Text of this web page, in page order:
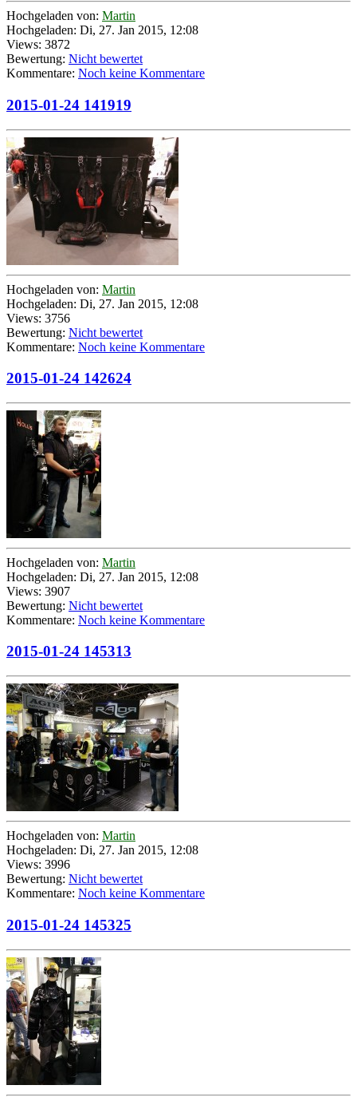
Hochgeladen von: Martin
Hochgeladen: Di, 27. Jan 2015, 12:08
Views: 3872
Bewertung: Nicht bewertet
Kommentare: Noch keine Kommentare
2015-01-24 141919
Hochgeladen von: Martin
Hochgeladen: Di, 27. Jan 2015, 12:08
Views: 3756
Bewertung: Nicht bewertet
Kommentare: Noch keine Kommentare
2015-01-24 142624
Hochgeladen von: Martin
Hochgeladen: Di, 27. Jan 2015, 12:08
Views: 3907
Bewertung: Nicht bewertet
Kommentare: Noch keine Kommentare
2015-01-24 145313
Hochgeladen von: Martin
Hochgeladen: Di, 27. Jan 2015, 12:08
Views: 3996
Bewertung: Nicht bewertet
Kommentare: Noch keine Kommentare
2015-01-24 145325